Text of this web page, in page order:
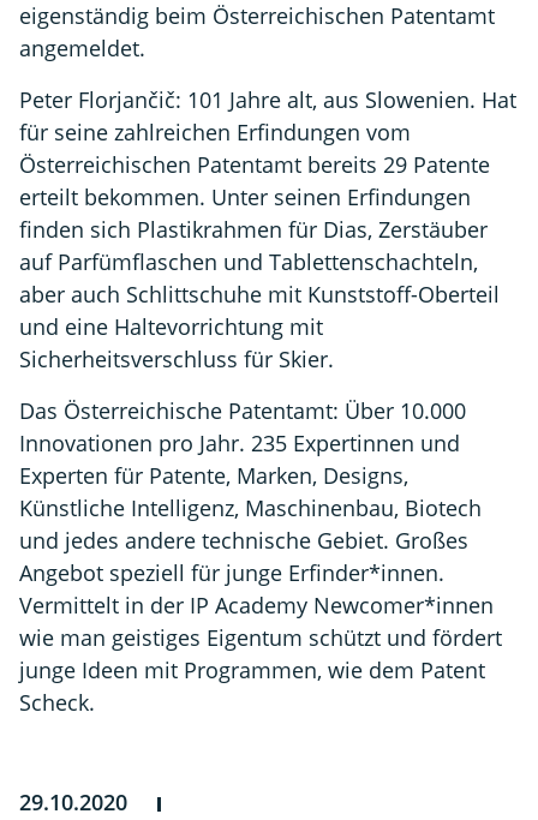
eigenständig beim Österreichischen Patentamt
angemeldet.
Peter Florjančič: 101 Jahre alt, aus Slowenien. Hat
für seine zahlreichen Erfindungen vom
Österreichischen Patentamt bereits 29 Patente
erteilt bekommen. Unter seinen Erfindungen
finden sich Plastikrahmen für Dias, Zerstäuber
auf Parfümflaschen und Tablettenschachteln,
aber auch Schlittschuhe mit Kunststoff-Oberteil
und eine Haltevorrichtung mit
Sicherheitsverschluss für Skier.
Das Österreichische Patentamt: Über 10.000
Innovationen pro Jahr. 235 Expertinnen und
Experten für Patente, Marken, Designs,
Künstliche Intelligenz, Maschinenbau, Biotech
und jedes andere technische Gebiet. Großes
Angebot speziell für junge Erfinder*innen.
Vermittelt in der IP Academy Newcomer*innen
wie man geistiges Eigentum schützt und fördert
junge Ideen mit Programmen, wie dem Patent
Scheck.
29.10.2020